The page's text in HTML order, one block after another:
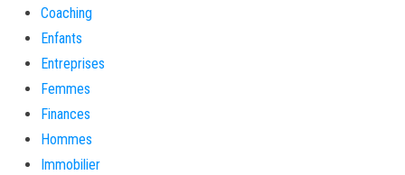
Coaching
Enfants
Entreprises
Femmes
Finances
Hommes
Immobilier